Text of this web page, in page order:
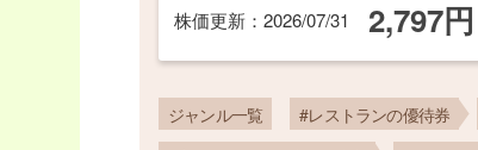
2,797円
株価更新：2026/07/31
ジャンル一覧 #レストランの優待券